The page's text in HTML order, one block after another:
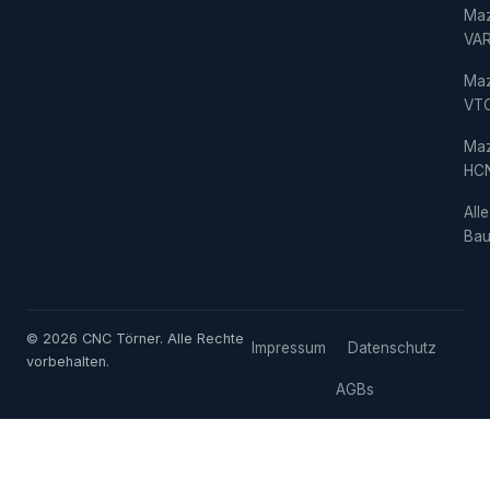
Alle
© 2026 CNC Törner. Alle Rechte
vorbehalten.
Impressum Datenschutz
AGBs